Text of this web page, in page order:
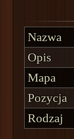
Nazwa
Opis
Mapa
Pozycja
Rodzaj